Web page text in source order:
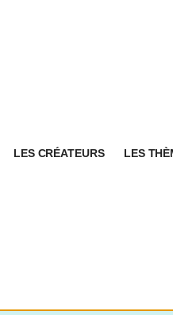
LES CRÉATEURS LES